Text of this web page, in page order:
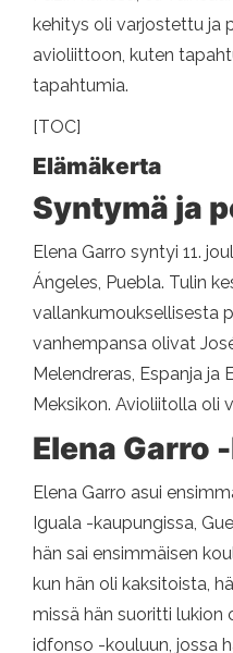
kehitys oli varjostettu ja
avioliittoon, kuten
tapahtumia.
[TOC]
Elämäkerta
Syntymä ja
Elena Garro syntyi 11.
Ángeles, Puebla. Tulin
vallankumouksellisesta
vanhempansa olivat
Melendreras, Espanja ja
Meksikon. Avioliitolla oli
Elena Garro
Elena Garro asui
Iguala -kaupungissa,
hän sai ensimmäisen
kun hän oli kaksitoista,
missä hän suoritti lukion
idfonso -kouluun, jossa